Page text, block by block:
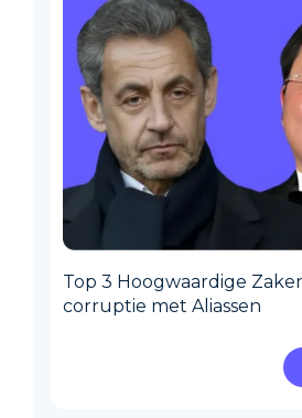
Top 3 Hoogwaardige
corruptie met Aliassen